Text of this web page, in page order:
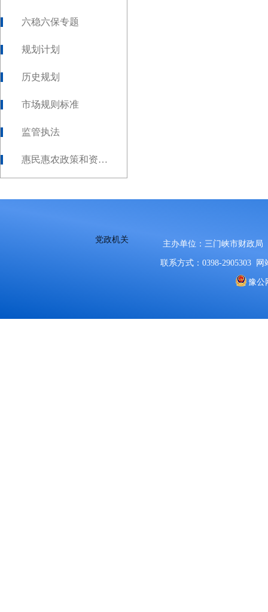
六稳六保专题
规划计划
历史规划
市场规则标准
监管执法
惠民惠农政策和资金发放
党政机关 主办单位：三门峡市财政局
联系方式：0398-2905303 网
豫公